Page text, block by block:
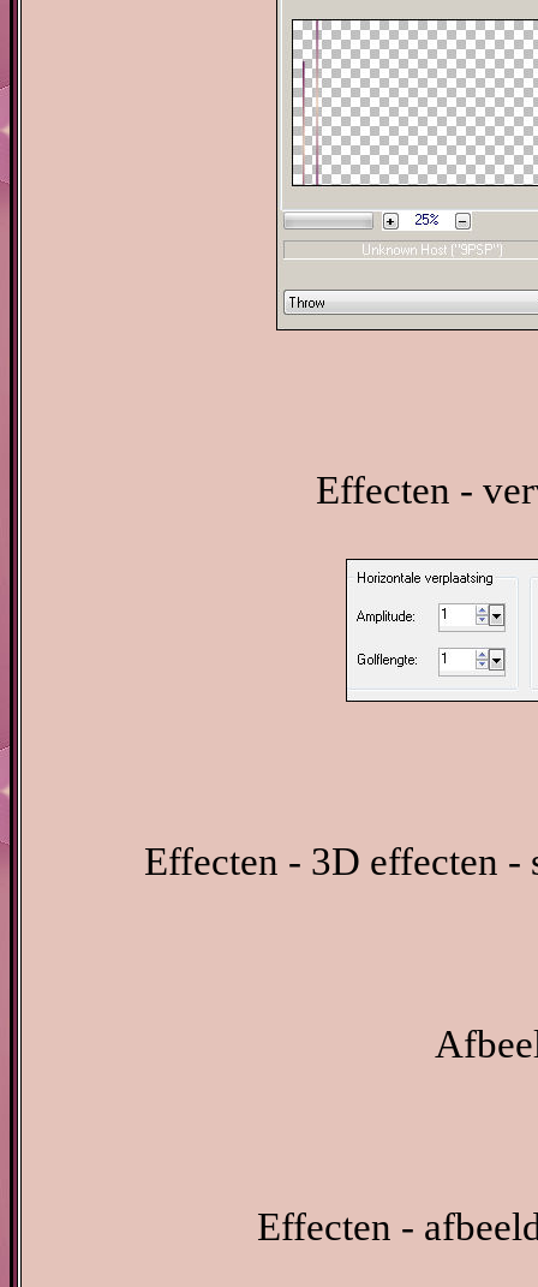
Effecten -
Effecten - 3D effecten -
Effecten -